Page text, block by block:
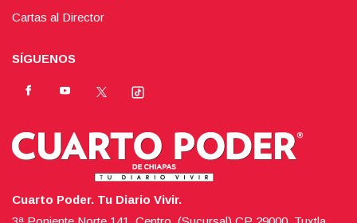
Cartas al Director
SÍGUENOS
Cuarto Poder. Tu Diario Vivir.